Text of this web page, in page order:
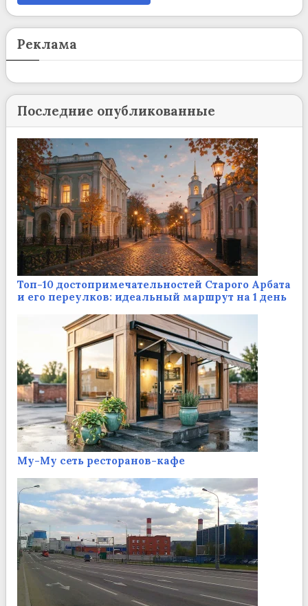
Реклама
Последние опубликованные
Топ-10 достопримечательностей Старого Арбата
и его переулков: идеальный маршрут на 1 день
Му-Му сеть ресторанов-кафе